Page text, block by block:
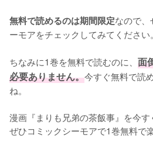
無料で読めるのは期間限定なので
ーモアをチェックしてみてください。
ちなみに1巻を無料で読むのに、 面
必要ありません。今すぐ無料で読
ね。
漫画『まりも兄弟の茶飯事』を今す
ぜひコミックシーモアで1巻無料で